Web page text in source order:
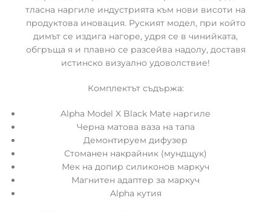
тласна наргиле индустрията към нови висоти на
продуктова иновация. Руският модел, при който
димът се издига нагоре, удря се в чинийката,
обгръща я и плавно се разсейва надолу, доставя
истинско визуално удоволствие!
Комплектът съдържа:
Alpha Model X Black Mate наргиле
Черна матова ваза на тапа
Демонтируем дифузер
Стоманен накрайник (мундщук)
Мек на допир силиконов маркуч
Магнитен адаптер за маркуч
Alpha кутия